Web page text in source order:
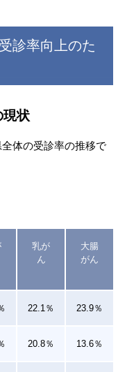
診率向上のた
現状
体の受診率の推移で
乳が
ん
大腸
がん
22.1％ 23.9％
20.8％ 13.6％